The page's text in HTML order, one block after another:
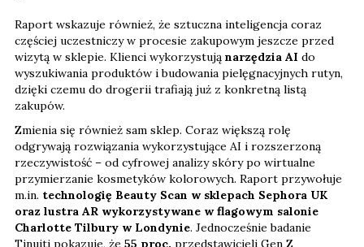
Raport wskazuje również, że sztuczna inteligencja coraz
częściej uczestniczy w procesie zakupowym jeszcze przed
wizytą w sklepie. Klienci wykorzystują narzędzia AI do
wyszukiwania produktów i budowania pielęgnacyjnych rutyn,
dzięki czemu do drogerii trafiają już z konkretną listą
zakupów.
Zmienia się również sam sklep. Coraz większą rolę
odgrywają rozwiązania wykorzystujące AI i rozszerzoną
rzeczywistość – od cyfrowej analizy skóry po wirtualne
przymierzanie kosmetyków kolorowych. Raport przywołuje
m.in. technologię Beauty Scan w sklepach Sephora UK
oraz lustra AR wykorzystywane w flagowym salonie
Charlotte Tilbury w Londynie. Jednocześnie badanie
Tinuiti pokazuje, że 55 proc. przedstawicieli Gen Z